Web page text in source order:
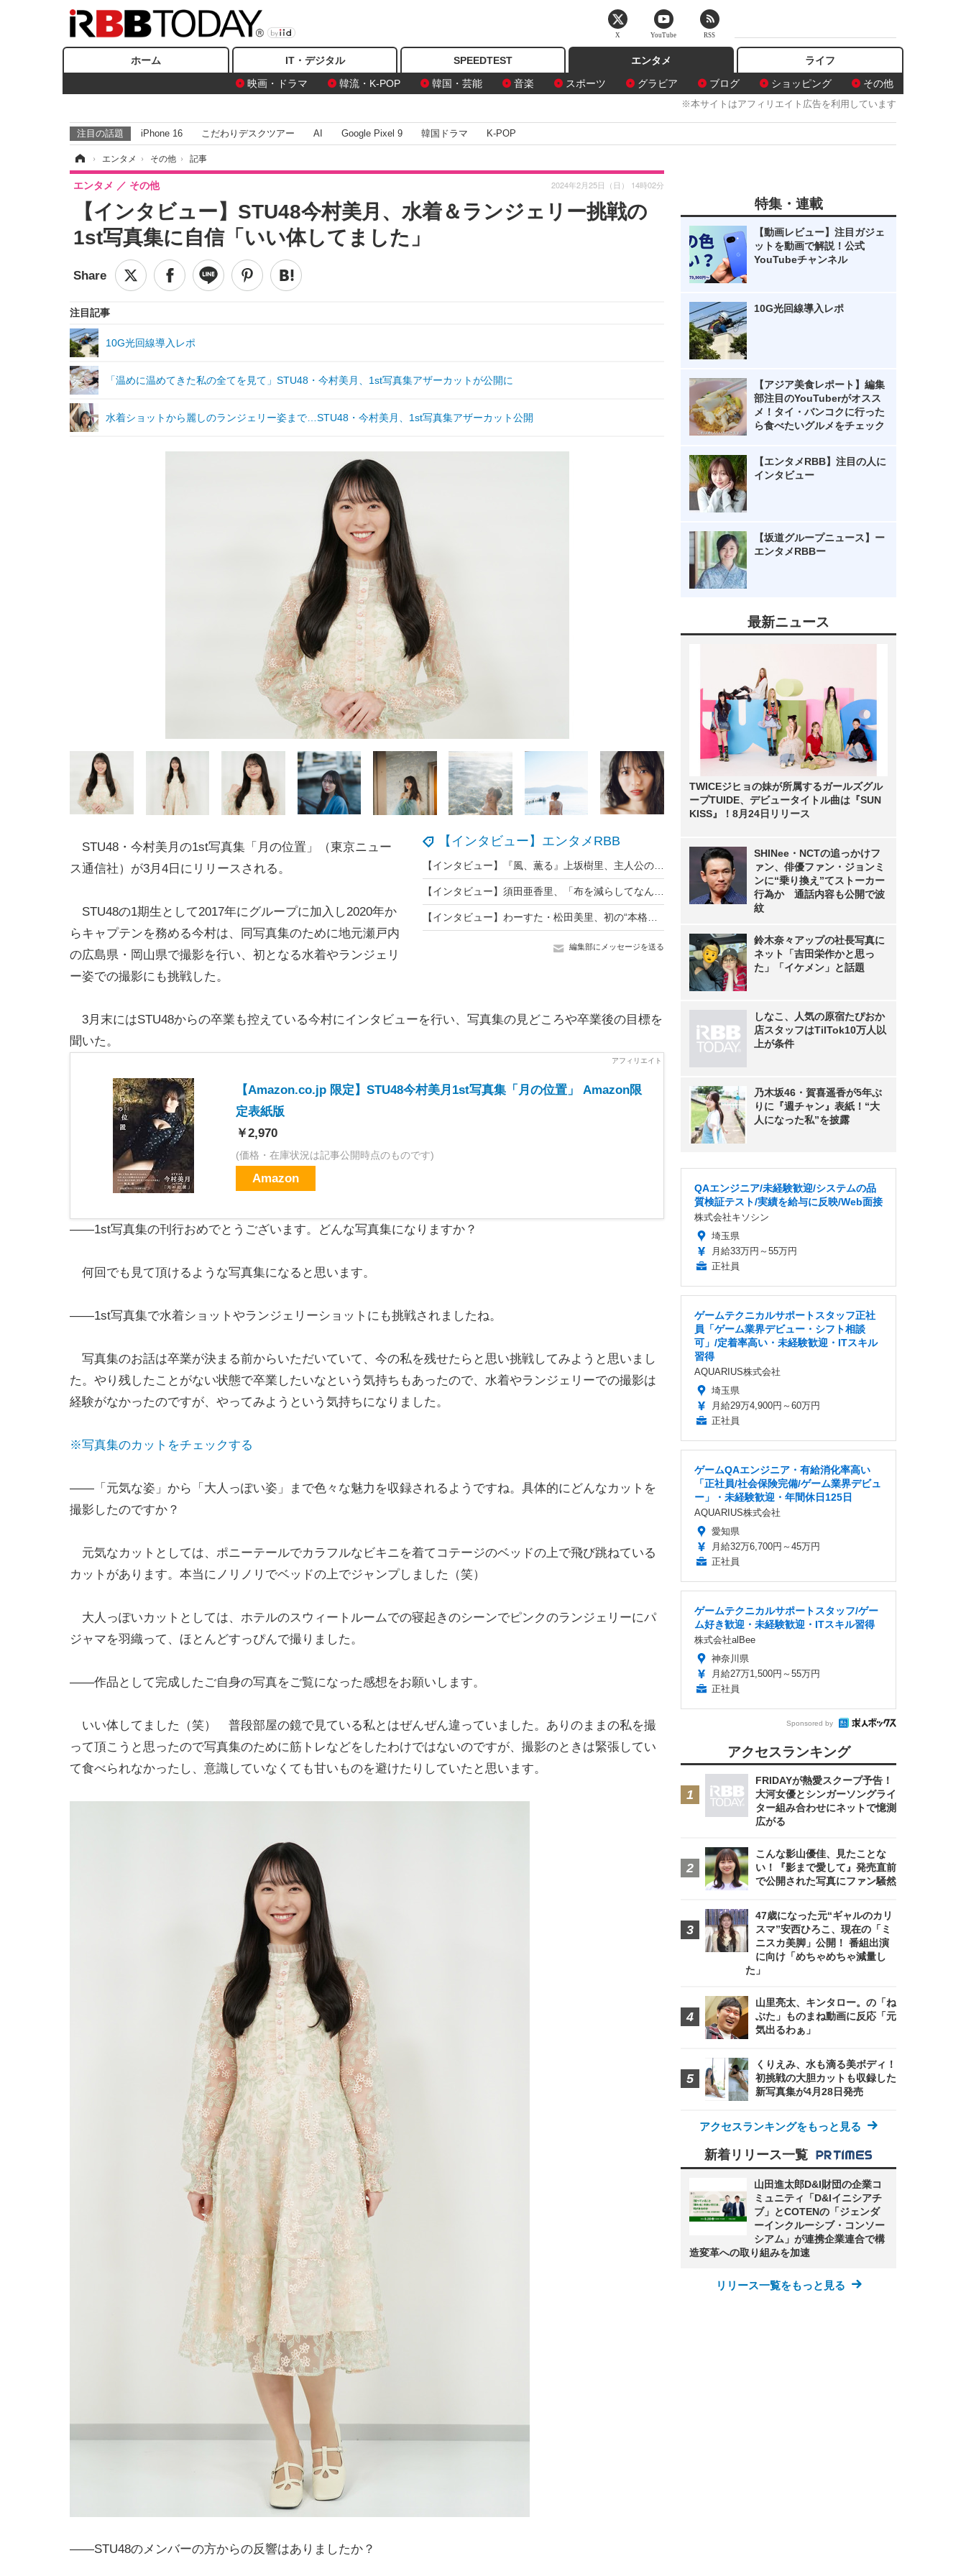
ホーム IT・デジタル SPEEDTEST
エンタメ
映画・ドラマ
韓流・K-POP 韓国・芸能 音楽 スポーツ グラビア ブログ ショッピング その他
ライフ
※本サイトはアフィリエイト広告を利用しています
注目の話題 iPhone 16 こだわりデスクツアー AI Google Pixel 9 韓国ドラマ K-POP
› エンタメ › その他 › 記事
【インタビュー】STU48今村美月、水着＆ランジェリー挑戦の
1st写真集に自信「いい体してました」
エンタメ その他 2024年2月25日（日） 14時02分
注目記事
10G光回線導入レポ
「温めに温めてきた私の全てを見て」STU48・今村美月、1st写真集アザーカットが公開に
水着ショットから麗しのランジェリー姿まで…STU48・今村美月、1st写真集アザーカット公開
【インタビュー】エンタメRBB
編集部にメッセージを送る
STU48・今村美月の1st写真集「月の位置」（東京ニュー
ス通信社）が3月4日にリリースされる。
STU48の1期生として2017年にグループに加入し2020年か
らキャプテンを務める今村は、同写真集のために地元瀬戸内
の広島県・岡山県で撮影を行い、初となる水着やランジェリ
ー姿での撮影にも挑戦した。
3月末にはSTU48からの卒業も控えている今村にインタビューを行い、写真集の見どころや卒業後の目標を
聞いた。
【Amazon.co.jp 限定】STU48今村美月1st写真集「月の位置」 Amazon限
定表紙版
￥2,970
(価格・在庫状況は記事公開時点のものです)
Amazon
――1st写真集の刊行おめでとうございます。どんな写真集になりますか？
何回でも見て頂けるような写真集になると思います。
――1st写真集で水着ショットやランジェリーショットにも挑戦されましたね。
写真集のお話は卒業が決まる前からいただいていて、今の私を残せたらと思い挑戦してみようと思いまし
た。やり残したことがない状態で卒業したいなという気持ちもあったので、水着やランジェリーでの撮影は
経験がなかったのですが、やってみようという気持ちになりました。
※写真集のカットをチェックする
――「元気な姿」から「大人っぽい姿」まで色々な魅力を収録されるようですね。具体的にどんなカットを
撮影したのですか？
元気なカットとしては、ポニーテールでカラフルなビキニを着てコテージのベッドの上で飛び跳ねている
カットがあります。本当にノリノリでベッドの上でジャンプしました（笑）
大人っぽいカットとしては、ホテルのスウィートルームでの寝起きのシーンでピンクのランジェリーにパ
ジャマを羽織って、ほとんどすっぴんで撮りました。
――作品として完成したご自身の写真をご覧になった感想をお願いします。
いい体してました（笑） 普段部屋の鏡で見ている私とはぜんぜん違っていました。ありのままの私を撮
って頂こうと思ったので写真集のために筋トレなどをしたわけではないのですが、撮影のときは緊張してい
て食べられなかったし、意識していなくても甘いものを避けたりしていたと思います。
――STU48のメンバーの方からの反響はありましたか？
特集・連載
【動画レビュー】注目ガジェ
ットを動画で解説！公式
YouTubeチャンネル
10G光回線導入レポ
【アジア美食レポート】編集
部注目のYouTuberがオスス
メ！タイ・バンコクに行った
ら食べたいグルメをチェック
【エンタメRBB】注目の人に
インタビュー
【坂道グループニュース】ー
エンタメRBBー
最新ニュース
TWICEジヒョの妹が所属するガールズグル
ープTUIDE、デビュータイトル曲は『SUN
KISS』！8月24日リリース
SHINee・NCTの追っかけフ
ァン、俳優ファン・ジョンミ
ンに“乗り換え”てストーカー
行為か 通話内容も公開で波
紋
鈴木奈々アップの社長写真に
ネット「吉田栄作かと思っ
た」「イケメン」と話題
しなこ、人気の原宿たぴおか
店スタッフはTilTok10万人以
上が条件
乃木坂46・賀喜遥香が5年ぶ
りに『週チャン』表紙！“大
人になった私”を披露
QAエンジニア/未経験歓迎/システムの品
質検証テスト/実績を給与に反映/Web面接
株式会社キソシン
埼玉県
月給33万円～55万円
正社員
ゲームテクニカルサポートスタッフ正社
員「ゲーム業界デビュー・シフト相談
可」/定着率高い・未経験歓迎・ITスキル
習得
AQUARIUS株式会社
埼玉県
月給29万4,900円～60万円
正社員
ゲームQAエンジニア・有給消化率高い
「正社員/社会保険完備/ゲーム業界デビュ
ー」・未経験歓迎・年間休日125日
AQUARIUS株式会社
愛知県
月給32万6,700円～45万円
正社員
ゲームテクニカルサポートスタッフ/ゲー
ム好き歓迎・未経験歓迎・ITスキル習得
株式会社alBee
神奈川県
月給27万1,500円～55万円
正社員
Sponsored by
アクセスランキング
FRIDAYが熱愛スクープ予告！
大河女優とシンガーソングライ
ター組み合わせにネットで憶測
広がる
こんな影山優佳、見たことな
い！『影まで愛して』発売直前
で公開された写真にファン騒然
47歳になった元“ギャルのカリ
スマ”安西ひろこ、現在の「ミ
ニスカ美脚」公開！ 番組出演
に向け「めちゃめちゃ減量し
た」
山里亮太、キンタロー。の「ね
ぶた」ものまね動画に反応「元
気出るわぁ」
くりえみ、水も滴る美ボディ！
初挑戦の大胆カットも収録した
新写真集が4月28日発売
アクセスランキングをもっと見る
新着リリース一覧
山田進太郎D&I財団の企業コ
ミュニティ「D&Iイニシアチ
ブ」とCOTENの「ジェンダ
ーインクルーシブ・コンソー
シアム」が連携企業連合で構
造変革への取り組みを加速
リリース一覧をもっと見る
X YouTube RSS